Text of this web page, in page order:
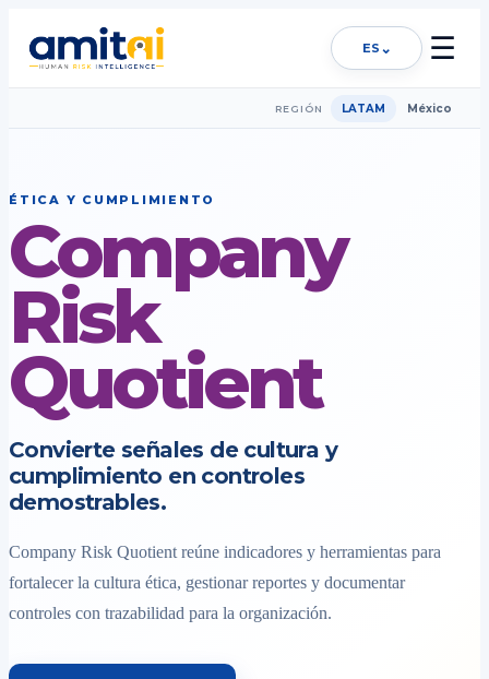
ES ⌄ ☰
REGIÓN LATAM México
ÉTICA Y CUMPLIMIENTO
Company
Risk
Quotient
Convierte señales de cultura y
cumplimiento en controles
demostrables.
Company Risk Quotient reúne indicadores y herramientas para
fortalecer la cultura ética, gestionar reportes y documentar
controles con trazabilidad para la organización.